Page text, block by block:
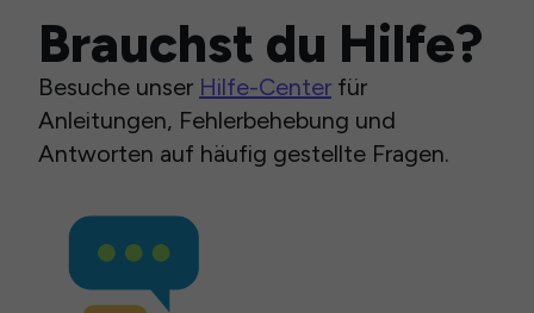
Brauchst du Hilfe?
Besuche unser Hilfe-Center für
Anleitungen, Fehlerbehebung und
Antworten auf häufig gestellte Fragen.